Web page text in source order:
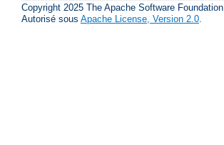
Copyright 2025 The Apache Software Foundation.
Autorisé sous Apache License, Version 2.0